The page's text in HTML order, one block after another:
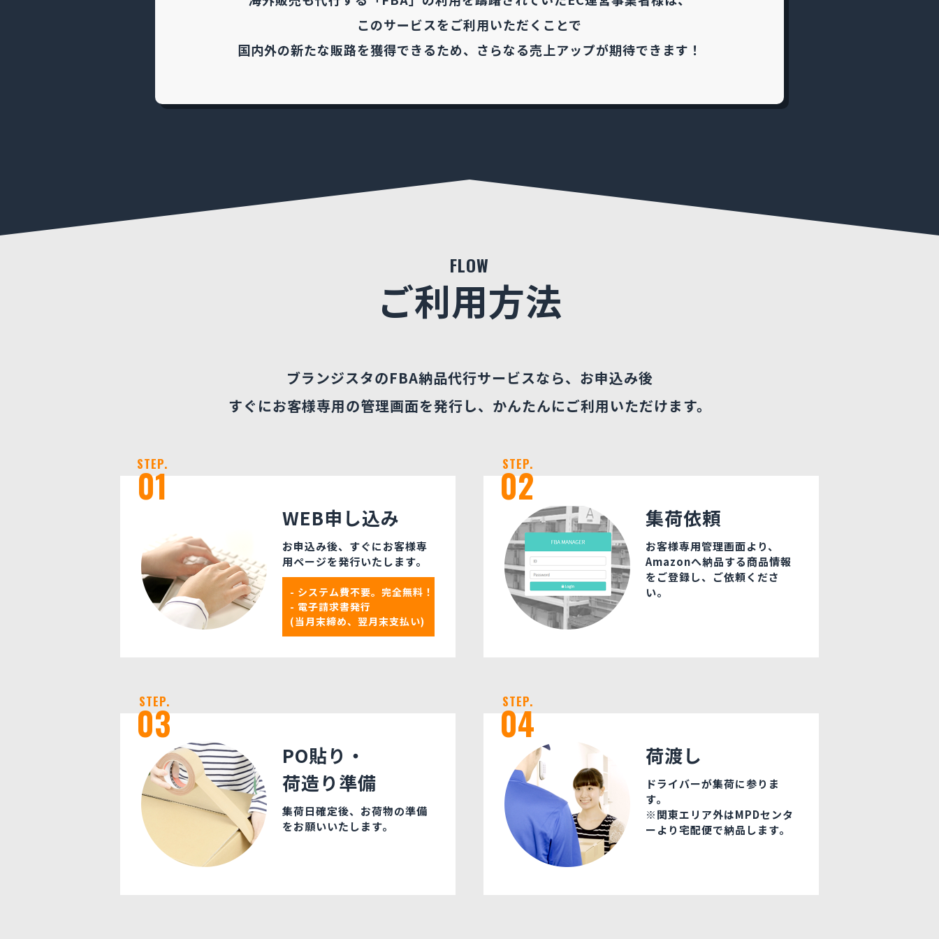
このサービスをご利用いただくことで
国内外の新たな販路を獲得できるため、さらなる売上アップが期待できます！
FLOW
ご利用方法
ブランジスタのFBA納品代行サービスなら、お申込み後
すぐにお客様専用の管理画面を発行し、かんたんにご利用いただけます。
STEP.
01
WEB申し込み
お申込み後、すぐにお客様専
用ページを発行いたします。
- システム費不要。完全無料！
- 電子請求書発行
(当月末締め、翌月末支払い)
STEP.
02
集荷依頼
お客様専用管理画面より、
Amazonへ納品する商品情報
をご登録し、ご依頼くださ
い。
STEP.
03
PO貼り・
荷造り準備
集荷日確定後、お荷物の準備
をお願いいたします。
STEP.
04
荷渡し
ドライバーが集荷に参りま
す。
※関東エリア外はMPDセンタ
ーより宅配便で納品します。